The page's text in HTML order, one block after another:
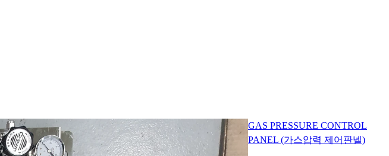
GAS PRESSURE CONTROL
PANEL (가스압력 제어판넬)